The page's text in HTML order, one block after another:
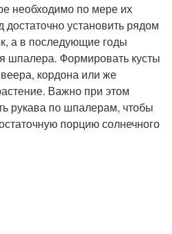
необходимо по мере их
установить рядом
а в последующие годы
шпалера. Формировать кусты
кордона или же
Важно при этом
рукава по шпалерам, чтобы
порцию солнечного